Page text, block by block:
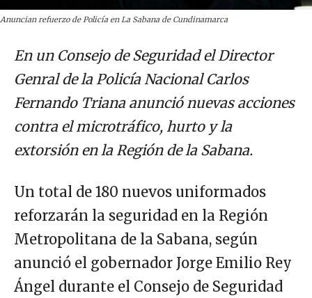
Anuncian refuerzo de Policía en La Sabana de Cundinamarca
En un Consejo de Seguridad el Director
Genral de la Policía Nacional Carlos
Fernando Triana anunció nuevas acciones
contra el microtráfico, hurto y la
extorsión en la Región de la Sabana.
Un total de 180 nuevos uniformados
reforzarán la seguridad en la Región
Metropolitana de la Sabana, según
anunció el gobernador Jorge Emilio Rey
Ángel durante el Consejo de Seguridad